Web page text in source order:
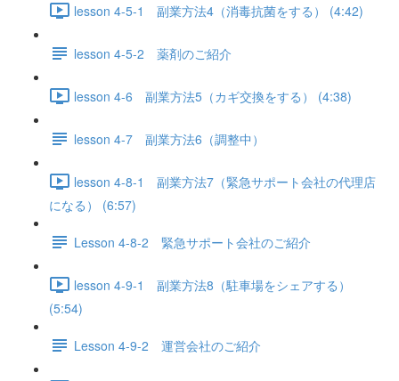
lesson 4-5-1 副業方法4（消毒抗菌をする） (4:42)
lesson 4-5-2 薬剤のご紹介
lesson 4-6 副業方法5（カギ交換をする） (4:38)
lesson 4-7 副業方法6（調整中）
lesson 4-8-1 副業方法7（緊急サポート会社の代理店
になる） (6:57)
Lesson 4-8-2 緊急サポート会社のご紹介
lesson 4-9-1 副業方法8（駐車場をシェアする）
(5:54)
Lesson 4-9-2 運営会社のご紹介